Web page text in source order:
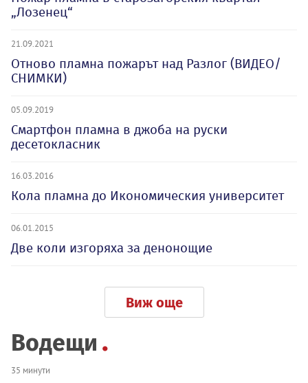
„Лозенец“
21.09.2021
Отново пламна пожарът над Разлог (ВИДЕО/
СНИМКИ)
05.09.2019
Смартфон пламна в джоба на руски
десетокласник
16.03.2016
Кола пламна до Икономическия университет
06.01.2015
Две коли изгоряха за денонощие
Виж още
Водещи
35 минути